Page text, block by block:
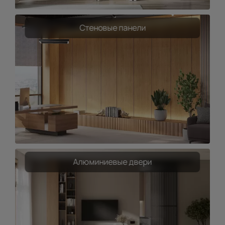
Стеновые панели
Алюминиевые двери